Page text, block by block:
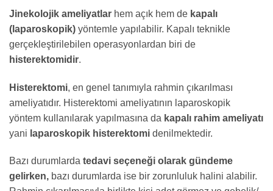
Jinekolojik ameliyatlar hem açık hem de kapalı
(laparoskopik) yöntemle yapılabilir. Kapalı teknikle
gerçekleştirilebilen operasyonlardan biri de
histerektomidir.
Histerektomi, en genel tanımıyla rahmin çıkarılması
ameliyatıdır. Histerektomi ameliyatının laparoskopik
yöntem kullanılarak yapılmasına da kapalı rahim ameliyatı
yani laparoskopik histerektomi denilmektedir.
Bazı durumlarda tedavi seçeneği olarak gündeme
gelirken, bazı durumlarda ise bir zorunluluk halini alabilir.